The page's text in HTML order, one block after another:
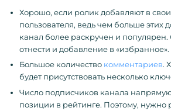
Хорошо, если ролик добавляют в
пользователя, ведь чем больше этих
канал более раскручен и
отнести и добавление в «избранное».
Большое количество комментариев.
будет присутствовать несколько
Число подписчиков канала
позиции в рейтинге. Поэтому, нужно